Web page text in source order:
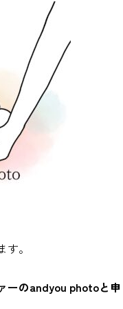
。
ーのandyou photoと